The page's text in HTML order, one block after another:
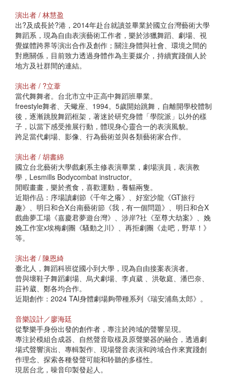
演出者 / 林慧盈
出?及成長於?港，2014年赴台就讀並畢業於國立台灣藝術大學
舞蹈系，現為自由表演藝術工作者，樂於涉獵舞蹈、劇場、視
覺媒體跨界等演出合作及創作；關注身體與社會、環境之間的
對應關係，目前致力透過身體作為主要媒介，持續實踐個人於
地方及社群間的連結。
演出者 / ?立葦
當代舞舞者。台北市立中正高中舞蹈班畢業。
freestyle舞者、天蠍座、1994。5歲開始跳舞，自離開學校體制
後，逐漸跳脫舞蹈框架，著迷於研究身體「學院派」以外的樣
子，以當下感受推展行動，體現身心靈合一的表演風貌。
跨足當代劇場、影像、行為藝術並與各類藝術家合作。
演出者 / 胡書綿
國立台北藝術大學戲劇系主修表演畢業，劇場演員，表演教
學，Lesmills Bodycombat instructor。
閒暇畫畫，樂於煮食，喜歡運動，養貓兩隻。
近期作品：序場讀劇節《千年之癢》、好室沙龍《GT旅行
趣》、明日和合X台南藝術節《我，有一個問題》、明日和合X
戲曲夢工場《嘉慶君夢遊台灣》、涉岸?社《至尊大劫案》、娩
娩工作室x埃梅劇團《騷動之川》、再拒劇團《走吧，野草！》
等。
演出者 / 陳恩綺
臺北人，舞蹈科班從國小到大學，現為自由接案表演者。
曾與壞鞋子舞蹈劇場、烏犬劇場、李貞葳 、洪敬庭、潘巴奈、
莊衿葳、鄭各均合作。
近期創作：2024 TAI身體劇場夠帶種系列《瑞安浦島太郎》。
音樂設計／廖海廷
從擊樂手身份出發的創作者，專注於跨域的聲響呈現。
專注於模組合成器、自然聲音取樣及原聲樂器的融合，透過劇
場式聲響演出、專輯製作、現場聲音表演和跨域合作來實踐創
作理念、探索各種發聲可能和聆聽的多樣性。
現居台北，噪音印製發起人。